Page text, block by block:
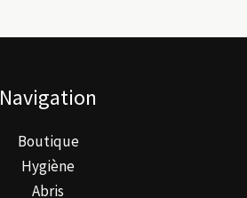
Navigation
Boutique
Hygiène
Abris